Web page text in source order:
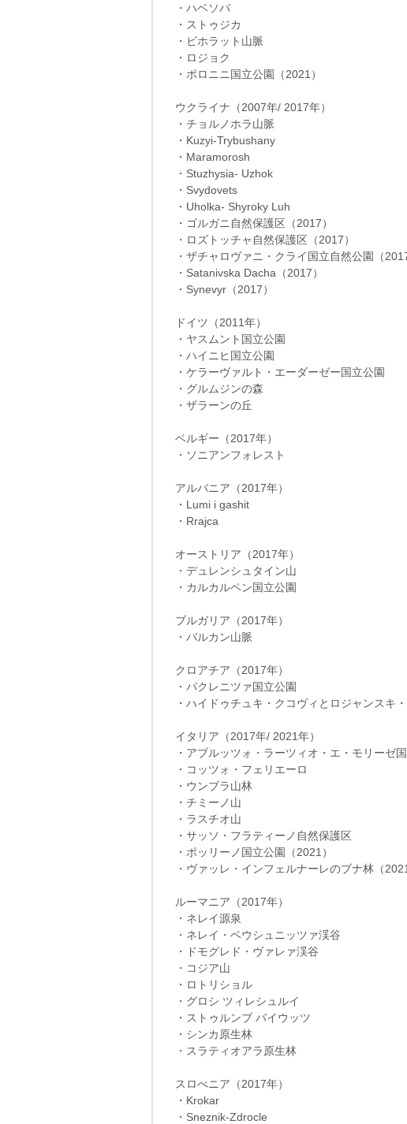
・ハベソバ
・ストゥジカ
・ビホラット山脈
・ロジョク
・ポロニニ国立公園（2021）
ウクライナ（2007年/ 2017年）
・チョルノホラ山脈
・Kuzyi-Trybushany
・Maramorosh
・Stuzhysia- Uzhok
・Svydovets
・Uholka- Shyroky Luh
・ゴルガニ自然保護区（2017）
・ロズトッチャ自然保護区（2017）
・ザチャロヴァニ・クライ国立自然公園（2017
・Satanіvska Dacha（2017）
・Synevyr（2017）
ドイツ（2011年）
・ヤスムント国立公園
・ハイニヒ国立公園
・ケラーヴァルト・エーダーゼー国立公園
・グルムジンの森
・ザラーンの丘
ベルギー（2017年）
・ソニアンフォレスト
アルバニア（2017年）
・Lumi i gashit
・Rrajca
オーストリア（2017年）
・デュレンシュタイン山
・カルカルペン国立公園
ブルガリア（2017年）
・バルカン山脈
クロアチア（2017年）
・パクレニツァ国立公園
・ハイドゥチュキ・クコヴィとロジャンスキ
イタリア（2017年/ 2021年）
・アブルッツォ・ラーツィオ・エ・モリーゼ
・コッツォ・フェリエーロ
・ウンブラ山林
・チミーノ山
・ラスチオ山
・サッソ・フラティーノ自然保護区
・ポッリーノ国立公園（2021）
・ヴァッレ・インフェルナーレのブナ林（2021
ルーマニア（2017年）
・ネレイ源泉
・ネレイ・ベウシュニッツァ渓谷
・ドモグレド・ヴァレァ渓谷
・コジア山
・ロトリショル
・グロシ ツィレシュルイ
・ストゥルンブ バイウッツ
・シンカ原生林
・スラティオアラ原生林
スロべニア（2017年）
・Krokar
・Sneznik-Zdrocle